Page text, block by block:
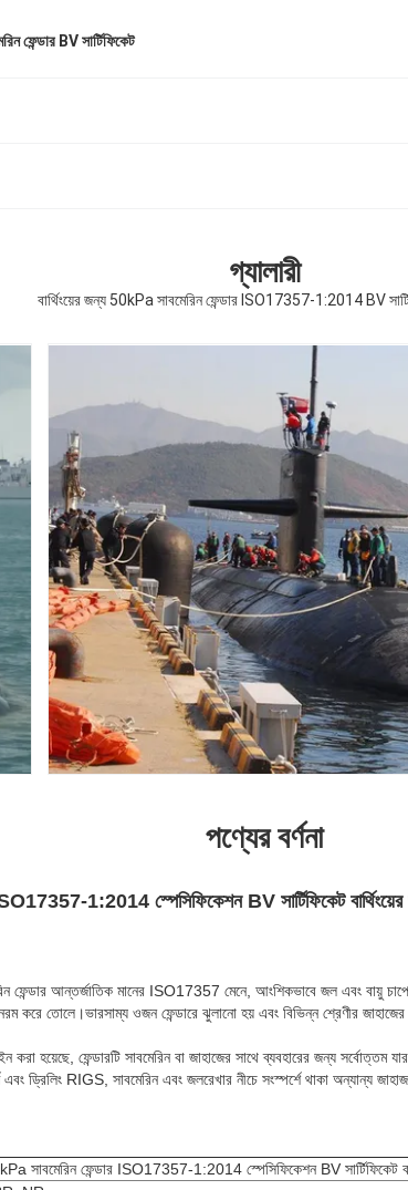
ফেন্ডার BV সার্টিফিকেট
গ্যালারী
বার্থিংয়ের জন্য 50kPa সাবমেরিন ফেন্ডার ISO17357-1:2014 BV
পণ্যের বর্ণনা
1:2014 স্পেসিফিকেশন BV সার্টিফিকেট
ফেন্ডার আন্তর্জাতিক মানের ISO17357 মেনে, আংশিকভাবে জল এবং বায়ু চাপে
করে তোলে।ভারসাম্য ওজন ফেন্ডারে ঝুলানো হয় এবং বিভিন্ন শ্রেণীর জাহাজের
করা হয়েছে, ফেন্ডারটি সাবমেরিন বা জাহাজের সাথে ব্যবহারের জন্য সর্বোত্তম
এবং ড্রিলিং RIGS, সাবমেরিন এবং জলরেখার নীচে সংস্পর্শে থাকা অন্যান্য
সাবমেরিন ফেন্ডার ISO17357-1:2014 স্পেসিফিকেশন BV সার্টিফিকেট